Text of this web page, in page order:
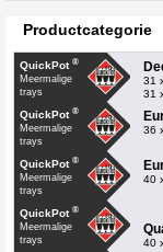
Productcategorie
QuickPot ®
Meermalige
trays
31
31
QuickPot ®
Meermalige
trays
36
QuickPot ®
Meermalige
trays
40
QuickPot ®
Meermalige
trays
40